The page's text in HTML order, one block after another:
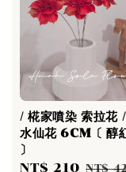
/ 椛家噴染 索拉花
水仙花 6CM〔 醇
〕
Sale
NT$ 210 NT$